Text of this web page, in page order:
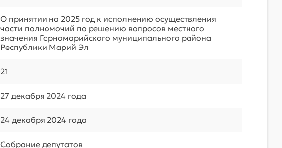
О принятии на 2025 год к исполнению осуществления
части полномочий по решению вопросов местного
значения Горномарийского муниципального района
Республики Марий Эл
21
27 декабря 2024 года
24 декабря 2024 года
Собрание депутатов